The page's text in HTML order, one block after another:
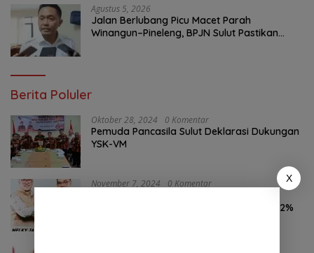
Agustus 5, 2026
Jalan Berlubang Picu Macet Parah
Winangun–Pineleng, BPJN Sulut Pastikan
Berita Poluler
Oktober 28, 2024 0 Komentar
Pemuda Pancasila Sulut Deklarasi Dukungan
YSK-VM
November 7, 2024 0 Komentar
46,74% Kalahkan Petahana JG-KWL 27,62%
X